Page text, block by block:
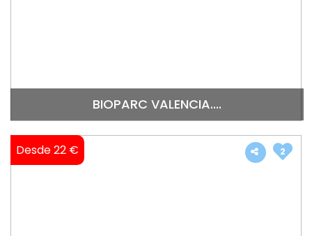
BIOPARC VALENCIA....
Desde 22 € 2